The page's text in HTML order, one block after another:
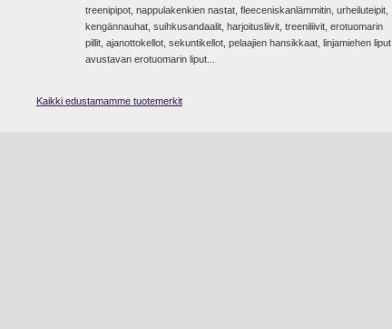
treenipipot, nappulakenkien nastat, fleeceniskanlämmitin, urheiluteipit,
kengännauhat, suihkusandaalit, harjoitusliivit, treeniliivit, erotuomarin
pillit, ajanottokellot, sekuntikellot, pelaajien hansikkaat, linjamiehen liput,
avustavan erotuomarin liput...
Kaikki edustamamme tuotemerkit